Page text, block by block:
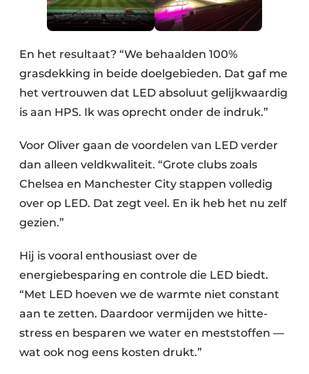
En het resultaat? “We behaalden 100%
grasdekking in beide doelgebieden. Dat gaf me
het vertrouwen dat LED absoluut gelijkwaardig
is aan HPS. Ik was oprecht onder de indruk.”
Voor Oliver gaan de voordelen van LED verder
dan alleen veldkwaliteit. “Grote clubs zoals
Chelsea en Manchester City stappen volledig
over op LED. Dat zegt veel. En ik heb het nu zelf
gezien.”
Hij is vooral enthousiast over de
energiebesparing en controle die LED biedt.
“Met LED hoeven we de warmte niet constant
aan te zetten. Daardoor vermijden we hitte­
stress en besparen we water en meststoffen —
wat ook nog eens kosten drukt.”